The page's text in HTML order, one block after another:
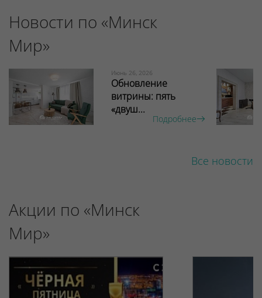
Новости по «Минск
Мир»
Июнь 26, 2026
Обновление
витрины: пять
«двуш...
Подробнее
Все новости
Акции по «Минск
Мир»